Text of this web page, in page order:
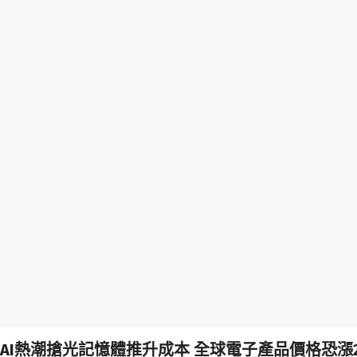
AI熱潮搶光記憶體推升成本 全球電子產品價格恐